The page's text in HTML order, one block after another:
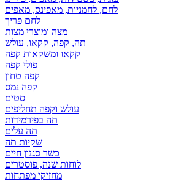
לחם, לחמניות, מאפינס, מאפים
לחם פריך
מצה ומוצרי מצות
תה, קפה, קקאו, עולש
קקאו ומשקאות קפה
פולי קפה
קפה טחון
קפה נמס
סטים
עולש וקפה תחליפים
תה בפירמידות
תה עלים
שקיות תה
כשר סגנון חיים
לוחות שנה, פוסטרים
מחזיקי מפתחות